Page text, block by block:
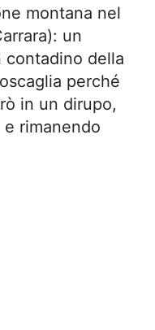
montana nel
un
contadino della
perché
in un dirupo,
rimanendo